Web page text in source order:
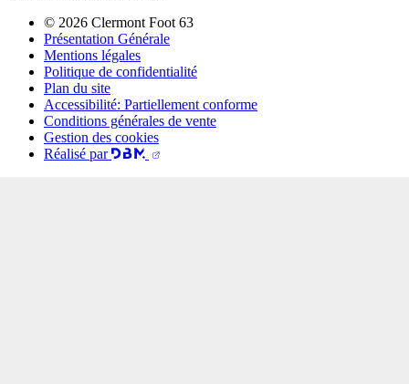
© 2026 Clermont Foot 63
Présentation Générale
Mentions légales
Politique de confidentialité
Plan du site
Accessibilité: Partiellement conforme
Conditions générales de vente
Gestion des cookies
Réalisé par